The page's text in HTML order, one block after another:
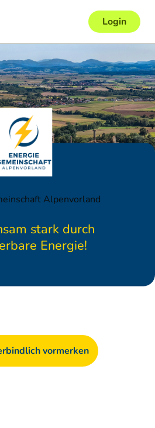
Login
Alpenvorland
stark durch
Energie!
vormerken